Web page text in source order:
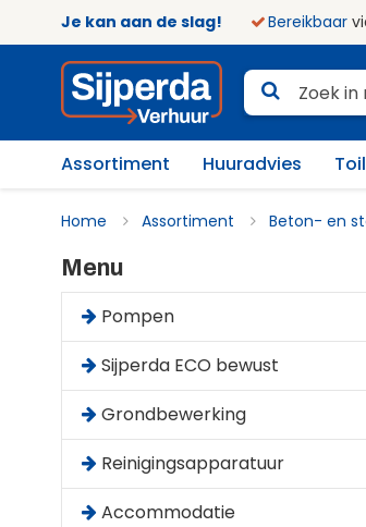
Je kan aan de slag! Bereikbaar
Assortiment Huuradvies
Home Assortiment Beton- en
Menu
Pompen
Sijperda ECO bewust
Grondbewerking
Reinigingsapparatuur
Accommodatie